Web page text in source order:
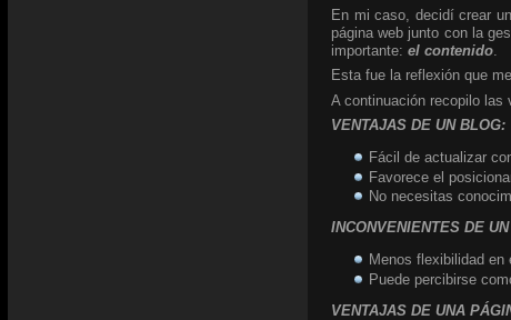
En mi caso, decidí crear
página web junto con la
importante: el contenido
Esta fue la reflexión que
A continuación recopilo las
VENTAJAS DE UN BLOG:
Fácil de actualizar
Favorece el
No necesitas
INCONVENIENTES DE
Menos flexibilidad
Puede percibirse
VENTAJAS DE UNA